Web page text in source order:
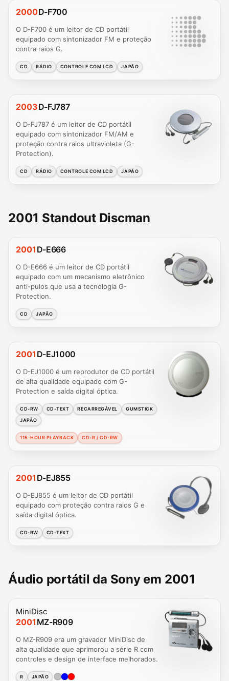
2000D-F700
O D-F700 é um leitor de CD portátil
equipado com sintonizador FM e proteção
contra raios G.
CD RÁDIO CONTROLE COM LCD JAPÃO
2003D-FJ787
O D-FJ787 é um leitor de CD portátil
equipado com sintonizador FM/AM e
proteção contra raios ultravioleta (G-
Protection).
CD RÁDIO CONTROLE COM LCD JAPÃO
2001 Standout Discman
2001 D-E666
O D-E666 é um leitor de CD portátil
equipado com um mecanismo eletrônico
anti-pulos que usa a tecnologia G-
Protection.
CD JAPÃO
2001 D-EJ1000
O D-EJ1000 é um reprodutor de CD portátil
de alta qualidade equipado com G-
Protection e saída digital óptica.
CD-RW CD-TEXT RECARREGÁVEL
GUMSTICK
JAPÃO
115-HOUR PLAYBACK CD-R / CD-RW
2001 D-EJ855
O D-EJ855 é um leitor de CD portátil
equipado com proteção contra raios G e
saída digital óptica.
CD-RW CD-TEXT
Áudio portátil da Sony em 2001
MiniDisc
2001 MZ-R909
O MZ-R909 era um gravador MiniDisc de
alta qualidade que aprimorou a série R com
controles e design de interface melhorados.
R JAPÃO